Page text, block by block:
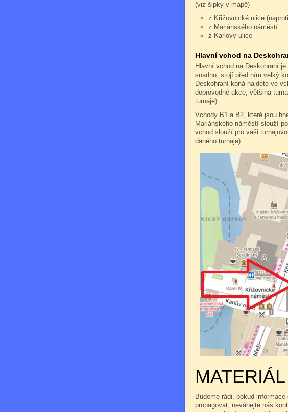
(viz šipky v mapě)
z Křižovnické ulice
z Mariánského náměstí
z Karlovy ulice
Hlavní vchod na
Hlavní vchod na Deskohraní
snadno, stojí před ním velký
Deskohraní koná najdete ve
doprovodné akce, většina
turnaje).
Vchody B1 a B2, které jsou
Mariánského náměstí slouží
vchod slouží pro vaši
daného turnaje).
Budeme rádi, pokud
propagovat, neváhejte nás